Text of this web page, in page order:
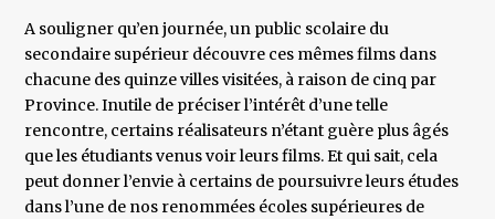
A souligner qu’en journée, un public scolaire du
secondaire supérieur découvre ces mêmes films dans
chacune des quinze villes visitées, à raison de cinq par
Province. Inutile de préciser l’intérêt d’une telle
rencontre, certains réalisateurs n’étant guère plus âgés
que les étudiants venus voir leurs films. Et qui sait, cela
peut donner l’envie à certains de poursuivre leurs études
dans l’une de nos renommées écoles supérieures de